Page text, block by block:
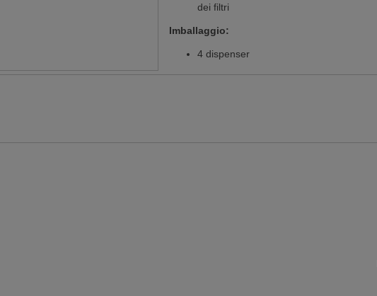
dei filtri
Imballaggio:
4 dispenser